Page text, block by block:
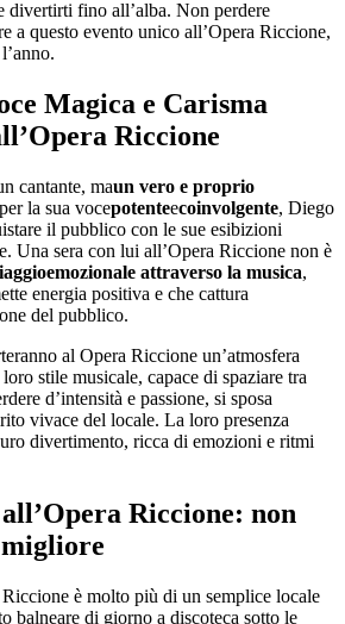
divertirti fino all’alba. Non perdere
a questo evento unico all’Opera Riccione,
Magica e Carisma
Riccione
cantante, maun vero e proprio
la sua vocepotenteecoinvolgente, Diego
il pubblico con le sue esibizioni
Una sera con lui all’Opera Riccione non è
emozionale attraverso la musica,
energia positiva e che cattura
del pubblico.
al Opera Riccione un’atmosfera
stile musicale, capace di spaziare tra
d’intensità e passione, si sposa
vivace del locale. La loro presenza
divertimento, ricca di emozioni e ritmi
Riccione: non
migliore
è molto più di un semplice locale
balneare di giorno a discoteca sotto le